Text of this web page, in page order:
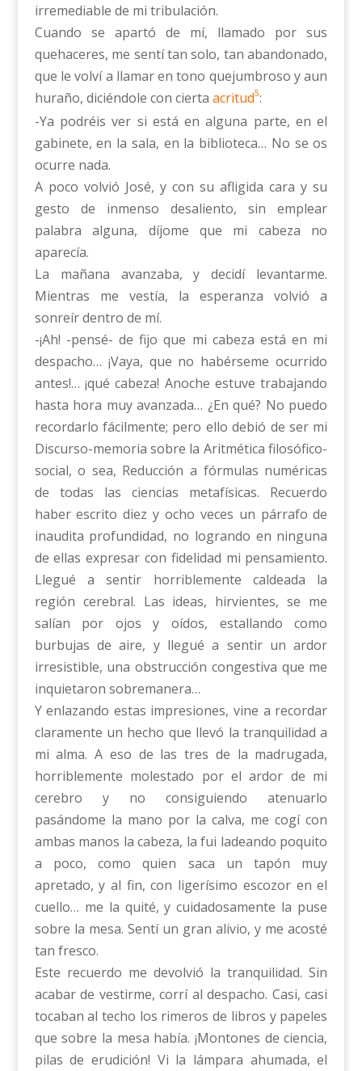
irremediable de mi tribulación.
Cuando se apartó de mí, llamado por sus
quehaceres, me sentí tan solo, tan abandonado,
que le volví a llamar en tono quejumbroso y aun
huraño, diciéndole con cierta acritud5:
-Ya podréis ver si está en alguna parte, en el
gabinete, en la sala, en la biblioteca… No se os
ocurre nada.
A poco volvió José, y con su afligida cara y su
gesto de inmenso desaliento, sin emplear
palabra alguna, díjome que mi cabeza no
aparecía.
La mañana avanzaba, y decidí levantarme.
Mientras me vestía, la esperanza volvió a
sonreír dentro de mí.
-¡Ah! -pensé- de fijo que mi cabeza está en mi
despacho… ¡Vaya, que no habérseme ocurrido
antes!… ¡qué cabeza! Anoche estuve trabajando
hasta hora muy avanzada… ¿En qué? No puedo
recordarlo fácilmente; pero ello debió de ser mi
Discurso-memoria sobre la Aritmética filosófico-
social, o sea, Reducción a fórmulas numéricas
de todas las ciencias metafísicas. Recuerdo
haber escrito diez y ocho veces un párrafo de
inaudita profundidad, no logrando en ninguna
de ellas expresar con fidelidad mi pensamiento.
Llegué a sentir horriblemente caldeada la
región cerebral. Las ideas, hirvientes, se me
salían por ojos y oídos, estallando como
burbujas de aire, y llegué a sentir un ardor
irresistible, una obstrucción congestiva que me
inquietaron sobremanera…
Y enlazando estas impresiones, vine a recordar
claramente un hecho que llevó la tranquilidad a
mi alma. A eso de las tres de la madrugada,
horriblemente molestado por el ardor de mi
cerebro y no consiguiendo atenuarlo
pasándome la mano por la calva, me cogí con
ambas manos la cabeza, la fui ladeando poquito
a poco, como quien saca un tapón muy
apretado, y al fin, con ligerísimo escozor en el
cuello… me la quité, y cuidadosamente la puse
sobre la mesa. Sentí un gran alivio, y me acosté
tan fresco.
Este recuerdo me devolvió la tranquilidad. Sin
acabar de vestirme, corrí al despacho. Casi, casi
tocaban al techo los rimeros de libros y papeles
que sobre la mesa había. ¡Montones de ciencia,
pilas de erudición! Vi la lámpara ahumada, el